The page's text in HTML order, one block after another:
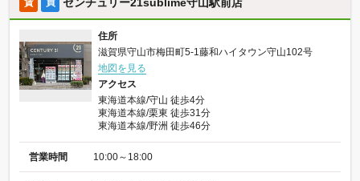
賃 買
住所
滋賀県守山市梅田町5-1藤和ハイタウン守山102号
地図を見る
アクセス
東海道本線/守山 徒歩4分
東海道本線/栗東 徒歩31分
東海道本線/野洲 徒歩46分
営業時間 10:00～18:00